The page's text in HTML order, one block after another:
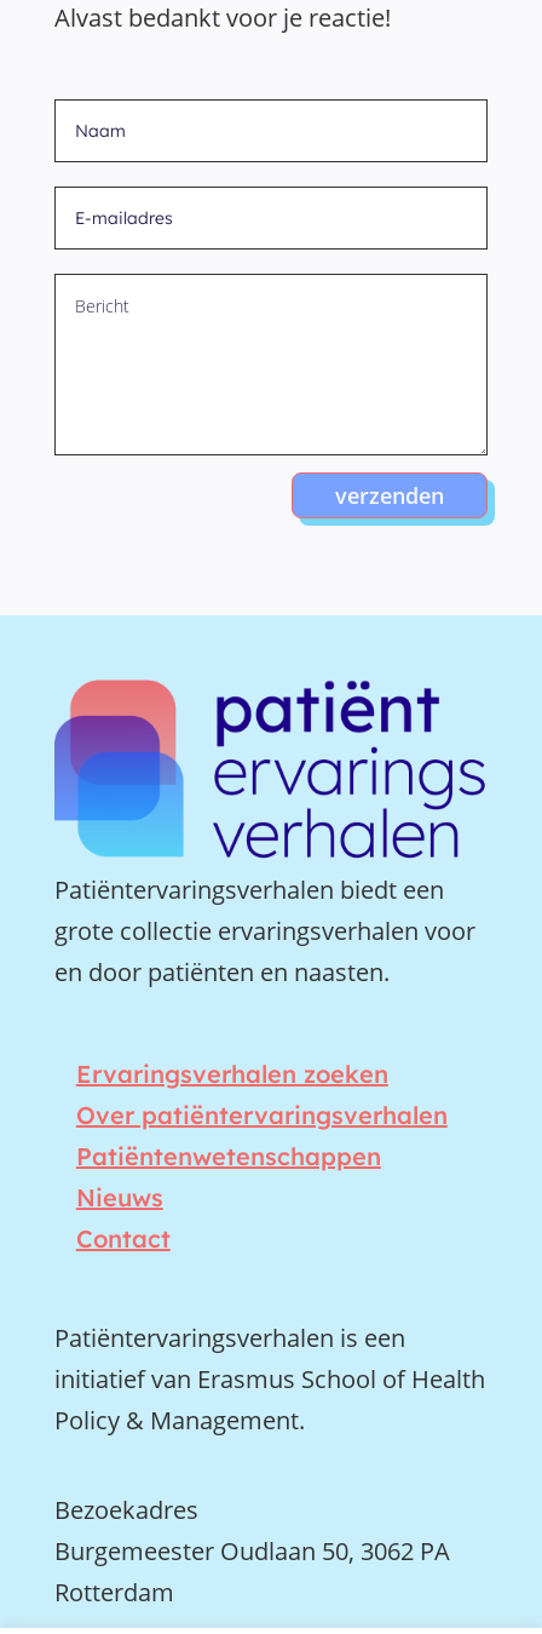
Alvast bedankt voor je reactie!
verzenden
Patiëntervaringsverhalen biedt een
grote collectie ervaringsverhalen voor
en door patiënten en naasten.
Ervaringsverhalen zoeken
Over patiëntervaringsverhalen
Patiëntenwetenschappen
Nieuws
Contact
Patiëntervaringsverhalen is een
initiatief van Erasmus School of Health
Policy & Management.
Bezoekadres
Burgemeester Oudlaan 50, 3062 PA
Rotterdam